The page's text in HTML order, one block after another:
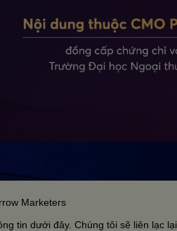
Marketers
tin dưới đây. Chúng tôi sẽ liên lạc lại